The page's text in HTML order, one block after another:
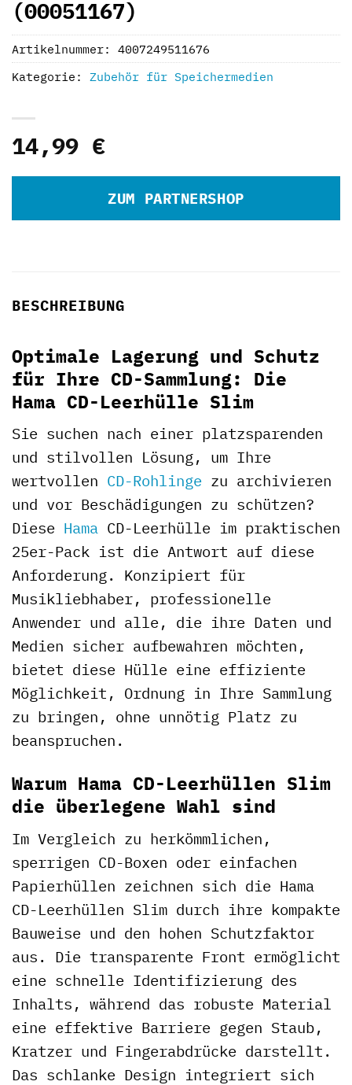
(00051167)
14,99 €
ZUM PARTNERSHOP
Artikelnummer: 4007249511676
Kategorie: Zubehör für Speichermedien
BESCHREIBUNG
Optimale Lagerung und Schutz
für Ihre CD-Sammlung: Die
Hama CD-Leerhülle Slim
Sie suchen nach einer platzsparenden
und stilvollen Lösung, um Ihre
wertvollen CD-Rohlinge zu archivieren
und vor Beschädigungen zu schützen?
Diese Hama CD-Leerhülle im praktischen
25er-Pack ist die Antwort auf diese
Anforderung. Konzipiert für
Musikliebhaber, professionelle
Anwender und alle, die ihre Daten und
Medien sicher aufbewahren möchten,
bietet diese Hülle eine effiziente
Möglichkeit, Ordnung in Ihre Sammlung
zu bringen, ohne unnötig Platz zu
beanspruchen.
Warum Hama CD-Leerhüllen Slim
die überlegene Wahl sind
Im Vergleich zu herkömmlichen,
sperrigen CD-Boxen oder einfachen
Papierhüllen zeichnen sich die Hama
CD-Leerhüllen Slim durch ihre kompakte
Bauweise und den hohen Schutzfaktor
aus. Die transparente Front ermöglicht
eine schnelle Identifizierung des
Inhalts, während das robuste Material
eine effektive Barriere gegen Staub,
Kratzer und Fingerabdrücke darstellt.
Das schlanke Design integriert sich